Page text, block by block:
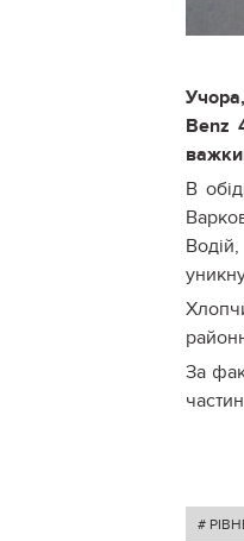
У
Benz
В
За
#